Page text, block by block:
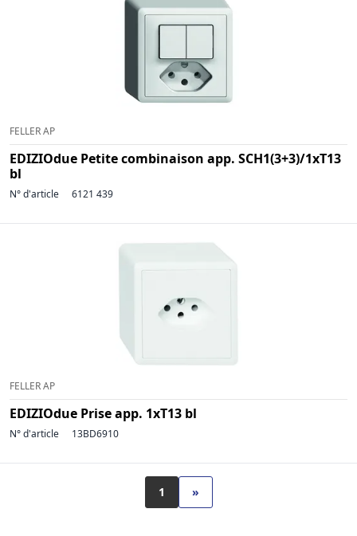
FELLER AP
EDIZIOdue Petite combinaison app. SCH1(3+3)/1xT13
bl
N° d'article 6121 439
FELLER AP
EDIZIOdue Prise app. 1xT13 bl
N° d'article 13BD6910
1 »